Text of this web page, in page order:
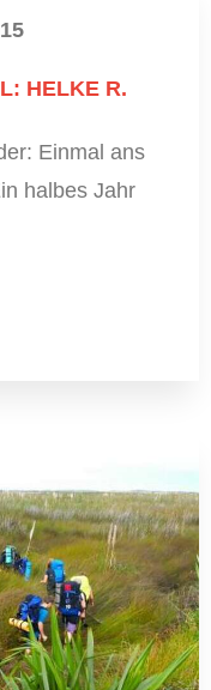
HELKE R.
Einmal ans
halbes Jahr